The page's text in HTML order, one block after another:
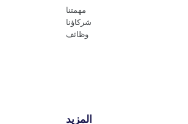
مهمتنا
شركاؤنا
وظائف
المزيد